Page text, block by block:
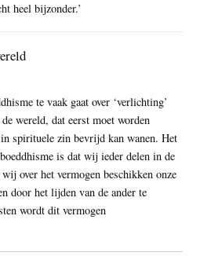
heel bijzonder.’
te vaak gaat over ‘verlichting’
wereld, dat eerst moet worden
spirituele zin bevrijd kan wanen. Het
is dat wij ieder delen in de
over het vermogen beschikken onze
door het lijden van de ander te
wordt dit vermogen